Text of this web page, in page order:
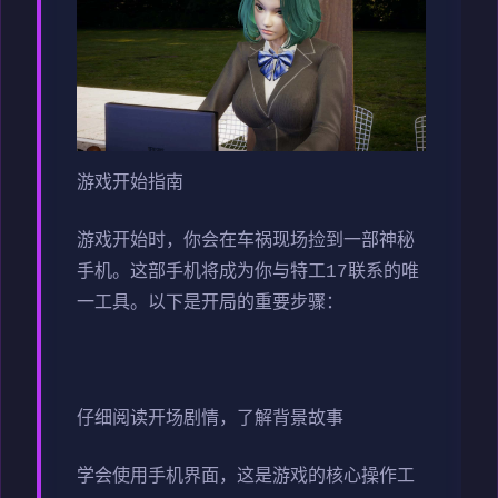
游戏开始指南
游戏开始时，你会在车祸现场捡到一部神秘
手机。这部手机将成为你与特工17联系的唯
一工具。以下是开局的重要步骤：
仔细阅读开场剧情，了解背景故事
学会使用手机界面，这是游戏的核心操作工